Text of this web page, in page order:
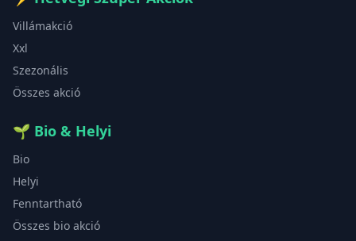
Villámakció
Xxl
Szezonális
Összes akció
🌱 Bio & Helyi
Bio
Helyi
Fenntartható
Összes bio akció